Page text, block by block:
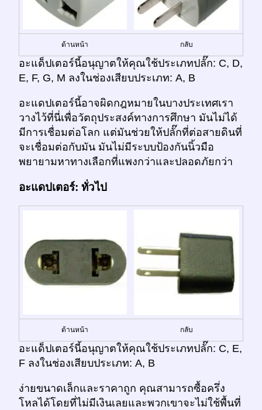
ด้านหน้า กลับ
อะแด็ปเตอร์นี้อนุญาตให้คุณใช้ประเภทปลั๊ก: C, D,
E, F, G, M ลงในช่องเสียบประเภท: A, B
อะแดปเตอร์นี้อาจผิดกฎหมายในบางประเทศเรา
วางไว้ที่นี่เพื่อวัตถุประสงค์ทางการศึกษา มันไม่ได้
มีการเชื่อมต่อโลก แต่มันช่วยให้ปลั๊กที่ต่อสายดินที่
จะเชื่อมต่อกับมัน มันไม่มีระบบป้องกันนิ้วมือ
พยายามหาทางเลือกที่แพงกว่าและปลอดภัยกว่า
อะแดปเตอร์: ทั่วไป
ด้านหน้า กลับ
อะแด็ปเตอร์นี้อนุญาตให้คุณใช้ประเภทปลั๊ก: C, E,
F ลงในช่องเสียบประเภท: A, B
ง่ายขนาดเล็กและราคาถูก คุณสามารถซื้อครึ่ง
โหลได้โดยที่ไม่มีเงินเลยและพวกเขาจะไม่ใช้พื้นที่